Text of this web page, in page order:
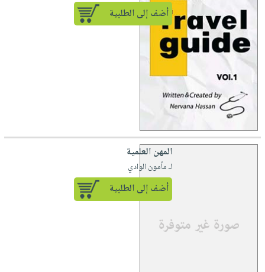
أضف إلى الطلبية
المهن العلمية
لـ مأمون الوادي
أضف إلى الطلبية